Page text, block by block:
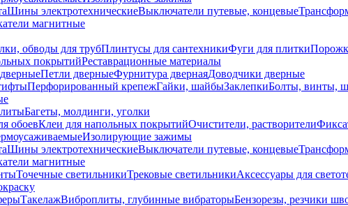
Шины электротехническиеВыключатели путевые, концевые
магнитные
обводы для трубПлинтусы для сантехникиФуги для плитки
покрытийРеставрационные материалы
Петли дверныеФурнитура двернаяДоводчики дверные
Перфорированный крепежГайки, шайбыЗаклепкиБолты, винты,
Багеты, молдинги, уголки
обоевКлеи для напольных покрытийОчистители, растворители
Изолирующие зажимы
Шины электротехническиеВыключатели путевые, концевые
магнитные
Точечные светильникиТрековые светильникиАксессуары для
ТакелажВиброплиты, глубинные вибраторыБензорезы, резчики